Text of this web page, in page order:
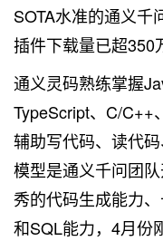
SOTA水准的通义千
插件下载量已超350
通义灵码熟练掌握
TypeScript、C/C++
辅助写代码、读代
模型是通义千问团
秀的代码生成能力
和SQL能力，4月份